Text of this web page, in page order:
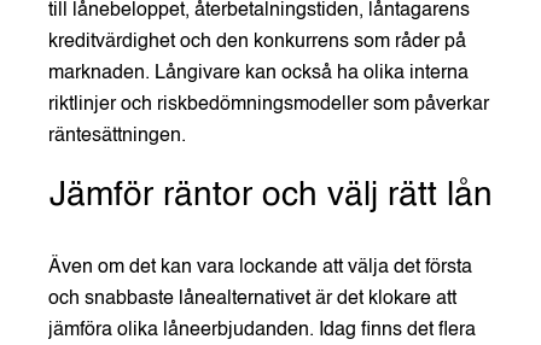
till lånebeloppet, återbetalningstiden, låntagarens
kreditvärdighet och den konkurrens som råder på
marknaden. Långivare kan också ha olika interna
riktlinjer och riskbedömningsmodeller som påverkar
räntesättningen.
Jämför räntor och välj rätt lån
Även om det kan vara lockande att välja det första
och snabbaste lånealternativet är det klokare att
jämföra olika låneerbjudanden. Idag finns det flera